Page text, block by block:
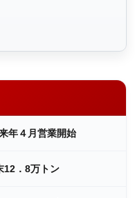
年４月営業開始
．8万トン